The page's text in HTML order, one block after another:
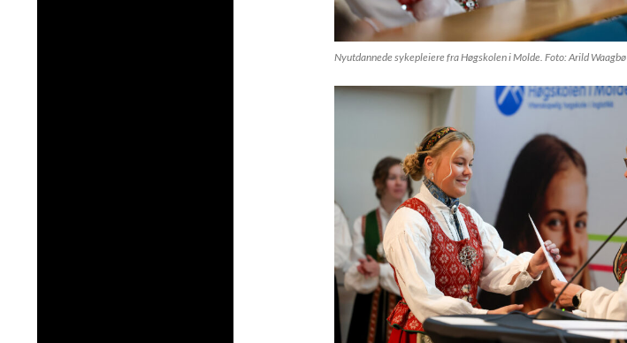
Nyutdannede sykepleiere fra Høgskolen i Molde. Foto: Arild Waagbø